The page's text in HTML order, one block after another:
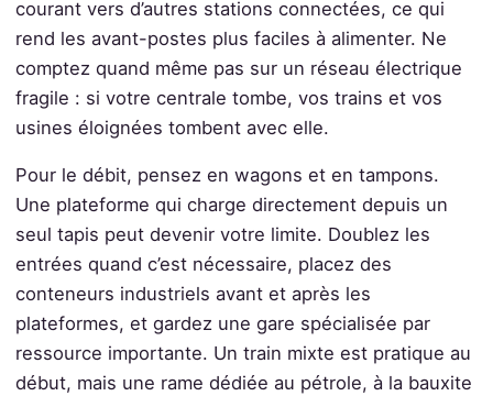
courant vers d’autres stations connectées, ce qui
rend les avant-postes plus faciles à alimenter. Ne
comptez quand même pas sur un réseau électrique
fragile : si votre centrale tombe, vos trains et vos
usines éloignées tombent avec elle.
Pour le débit, pensez en wagons et en tampons.
Une plateforme qui charge directement depuis un
seul tapis peut devenir votre limite. Doublez les
entrées quand c’est nécessaire, placez des
conteneurs industriels avant et après les
plateformes, et gardez une gare spécialisée par
ressource importante. Un train mixte est pratique au
début, mais une rame dédiée au pétrole, à la bauxite